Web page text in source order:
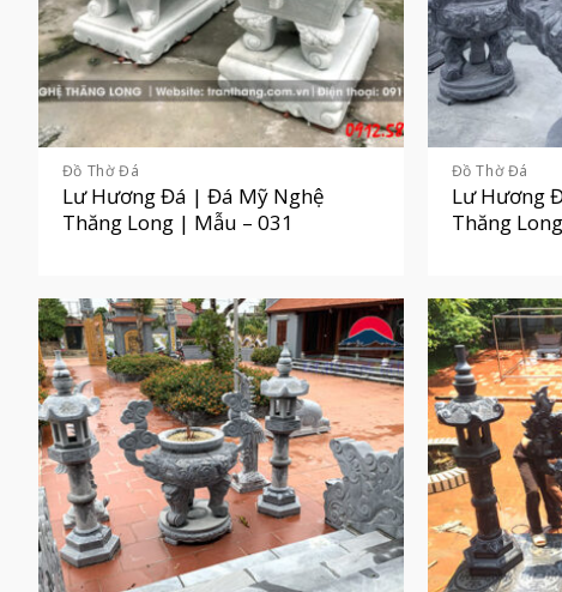
Đồ Thờ Đá
Lư Hương Đá | Đá Mỹ Nghệ
Thăng Long | Mẫu – 031
Đồ Thờ Đá
Lư Hương
Thăng